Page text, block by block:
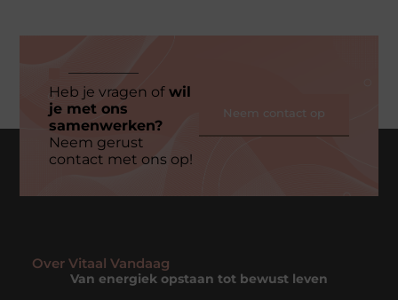
Heb je vragen ofwil
je met ons
samenwerken?
Neem gerust
contact met ons op!
Neem contact op
Over Vitaal Vandaag
Van energiek opstaan tot bewust leven